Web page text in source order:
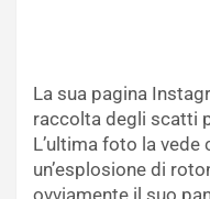
La sua pagina
raccolta degli scatti
L’ultima foto la
un’esplosione di